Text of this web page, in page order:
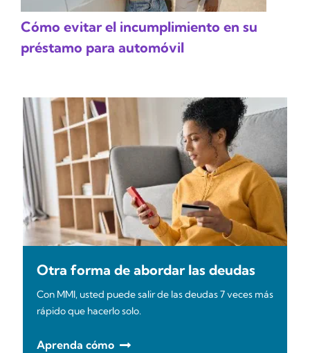
Cómo evitar el incumplimiento en su
préstamo para automóvil
Otra forma de abordar las deudas
Con MMI, usted puede salir de las deudas 7 veces más
rápido que hacerlo solo.
Aprenda cómo